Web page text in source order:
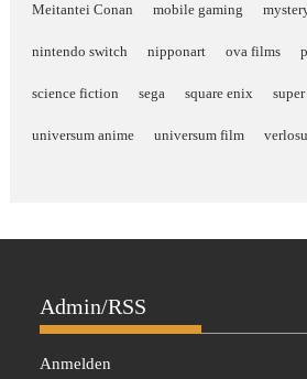
Meitantei Conan mobile gaming
nintendo switch nipponart ova films
science fiction sega square enix
universum anime universum film
Admin/RSS
Anmelden